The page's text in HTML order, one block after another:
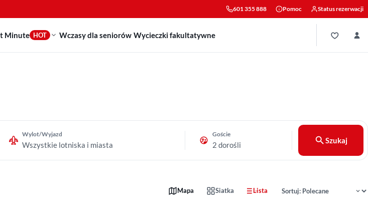
601 355 888 Pomoc Status rezerwacji
Minute HOT Wczasy dla seniorów Wycieczki fakultatywne
Wylot/Wyjazd
Wszystkie lotniska i miasta
Goście
2 dorośli
Szukaj
Mapa Siatka Lista